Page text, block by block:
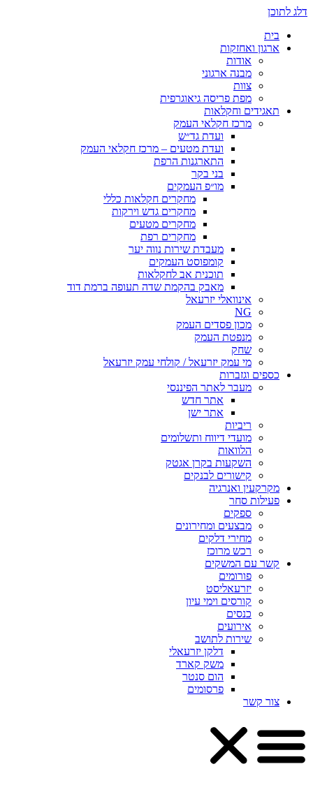
דלג לתוכן
בית
ארגון ואחזקות
אודות
מבנה ארגוני
צוות
מפת פריסה גיאוגרפית
תאגידים וחקלאות
מרכז חקלאי העמק
ועדת גד״ש
ועדת מטעים – מרכז חקלאי העמק
התארגנות הרפת
בני בקר
מו״פ העמקים
מחקרים חקלאות כללי
מחקרים גדש וירקות
מחקרים מטעים
מחקרים רפת
מעבדת שירות נווה יער
קומפוסט העמקים
תוכנית אב לחקלאות
מאבק בהקמת שדה תעופה ברמת דוד
אינוואלי יזרעאל
NG
מכון פסדים העמק
מנפטת העמק
שחק
מי עמק יזרעאל / קולחי עמק יזרעאל
כספים וגזברות
מעבר לאתר הפיננסי
אתר חדש
אתר ישן
ריביות
מועדי דיווח ותשלומים
הלוואות
השקעות בקרן אגטק
קישורים לבנקים
מקרקעין ואנרגיה
פעילות סחר
ספקים
מבצעים ומחירונים
מחירי דלקים
רכש מרוכז
קשר עם המשקים
פורומים
יזרעאליסט
קורסים וימי עיון
כנסים
אירועים
שירות לתושב
דלקן יזרעאלי
משק קארד
הום סנטר
פרסומים
צור קשר